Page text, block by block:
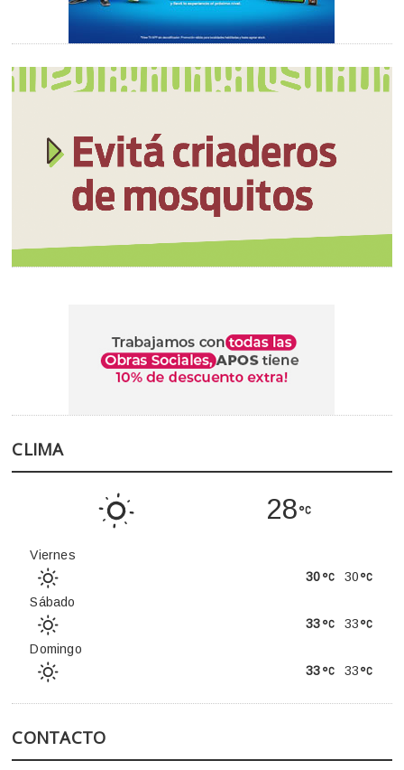
CLIMA
28
Viernes
30
30
Sábado
33
33
Domingo
33
33
CONTACTO